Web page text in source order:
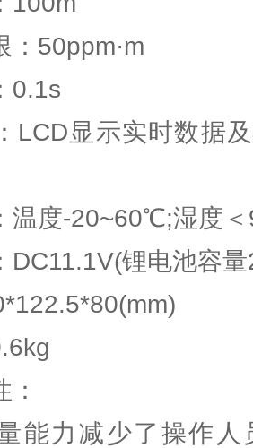
：50ppm·m
0.1s
LCD显示实时数据
温度-20~60℃;湿度
DC11.1V(锂电池容
能力减少了操作人